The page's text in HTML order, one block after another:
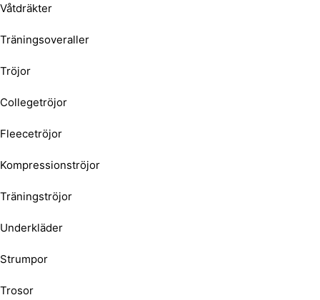
Våtdräkter
Träningsoveraller
Tröjor
Collegetröjor
Fleecetröjor
Kompressionströjor
Träningströjor
Underkläder
Strumpor
Trosor